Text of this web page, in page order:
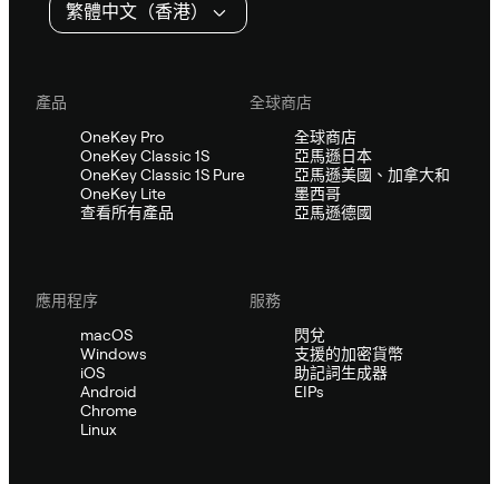
繁體中文（香港）
產品
OneKey Pro
OneKey Classic 1S
OneKey Classic 1S Pure
OneKey Lite
查看所有產品
全球商店
全球商店
亞馬遜日本
亞馬遜美國、加拿大和
墨西哥
亞馬遜德國
應用程序
macOS
Windows
iOS
Android
Chrome
Linux
服務
閃兌
支援的加密貨幣
助記詞生成器
EIPs